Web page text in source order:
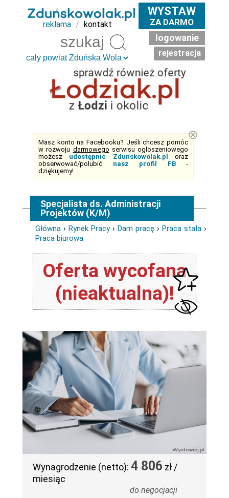
reklama / kontakt
WYSTAW
ZA DARMO
logowanie
rejestracja
Masz konto na Facebooku? Jeśli chcesz pomóc
w rozwoju darmowego serwisu ogłoszeniowego
możesz udostępnić Zdunskowolak.pl
oraz
obserwować/polubić nasz profil FB-
dziękujemy!
⊗
Specjalista ds. Administracji
Projektów (K/M)
Główna › Rynek Pracy› Dam pracę › Praca stała ›
Praca biurowa
Oferta wycofana
(nieaktualna)!
Wynagrodzenie (netto): 4 806 zł /
miesiąc
do negocjacji